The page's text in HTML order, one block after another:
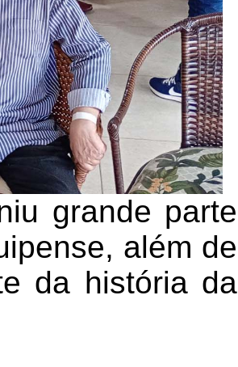
grande parte
além de
da história da